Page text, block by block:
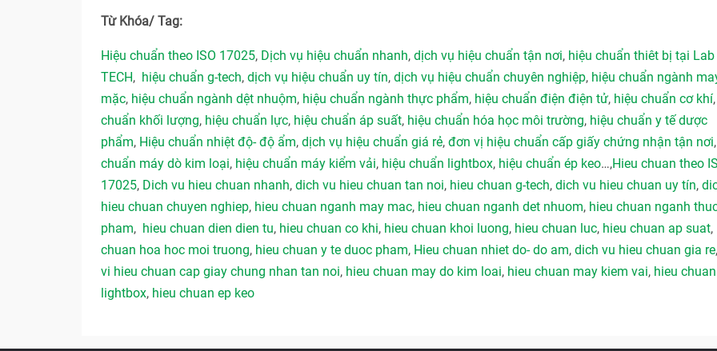
Từ Khóa/ Tag:
Hiệu chuẩn theo ISO 17025, Dịch vụ hiệu chuẩn nhanh, dịch vụ hiệu chuẩn tận nơi, hiệu chuẩn thiêt bị tại Lab
TECH, hiệu chuẩn g-tech, dịch vụ hiệu chuẩn uy tín, dịch vụ hiệu chuẩn chuyên nghiệp, hiệu chuẩn ngành
mặc, hiệu chuẩn ngành dệt nhuộm, hiệu chuẩn ngành thực phẩm, hiệu chuẩn điện điện tử, hiệu chuẩn cơ khí
chuẩn khối lượng, hiệu chuẩn lực, hiệu chuẩn áp suất, hiệu chuẩn hóa học môi trường, hiệu chuẩn y tế dược
phẩm, Hiệu chuẩn nhiệt độ- độ ẩm, dịch vụ hiệu chuẩn giá rẻ, đơn vị hiệu chuẩn cấp giấy chứng nhận tận nơi
chuẩn máy dò kim loại, hiệu chuẩn máy kiểm vải, hiệu chuẩn lightbox, hiệu chuẩn ép keo…,Hieu chuan theo
17025, Dich vu hieu chuan nhanh, dich vu hieu chuan tan noi, hieu chuan g-tech, dich vu hieu chuan uy tín,
hieu chuan chuyen nghiep, hieu chuan nganh may mac, hieu chuan nganh det nhuom, hieu chuan nganh
pham, hieu chuan dien dien tu, hieu chuan co khi, hieu chuan khoi luong, hieu chuan luc, hieu chuan ap suat,
chuan hoa hoc moi truong, hieu chuan y te duoc pham, Hieu chuan nhiet do- do am, dich vu hieu chuan gia re
vi hieu chuan cap giay chung nhan tan noi, hieu chuan may do kim loai, hieu chuan may kiem vai, hieu chuan
lightbox, hieu chuan ep keo